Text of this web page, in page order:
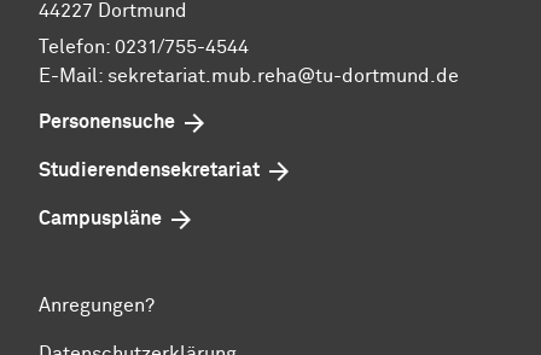
44227 Dortmund
Telefon: 0231/755-4544
E-Mail: sekretariat.mub.reha@tu-dortmund.de
Personensuche
Studierendensekretariat
Campuspläne
Anregungen?